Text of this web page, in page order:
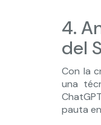
4.
del
Con la
una
pauta